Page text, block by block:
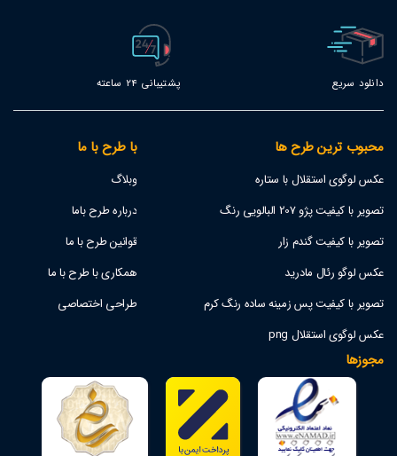
دانلود سریع پشتیبانی 24 ساعته
محبوب ترین طرح ها
عکس لوگوی استقلال با ستاره
تصویر با کیفیت پژو 207 البالویی رنگ
تصویر با کیفیت گندم زار
عکس لوگو رئال مادرید
تصویر با کیفیت پس زمینه ساده رنگ کرم
عکس لوگوی استقلال png
با طرح با ما
وبلاگ
درباره طرح باما
قوانین طرح با ما
همکاری با طرح با ما
طراحی اختصاصی
مجوزها